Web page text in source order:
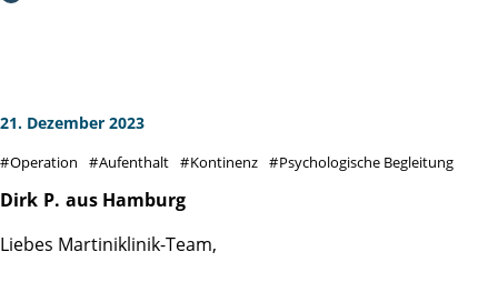
Prof. Dr. M. Graefen,
Einleitungsgespräch geführt und sich die Zeit genommen
alle mir zur Verfügung stehenden Möglichkeiten ohne
entspannte und kompetente Beratung sowie eine allseitig
21. Dezember 2023
Operation Aufenthalt Kontinenz Psychologische Begleitung
Dirk P. aus Hamburg
Liebes Martiniklinik-Team,